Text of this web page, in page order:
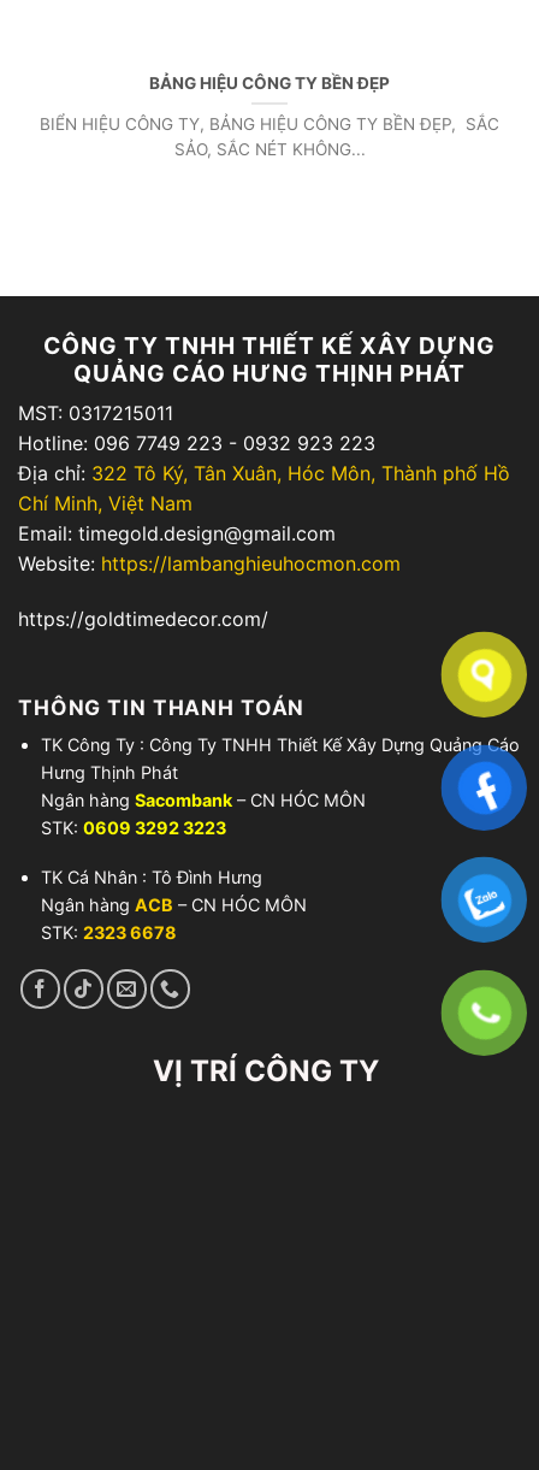
BẢNG HIỆU CÔNG TY BỀN ĐẸP
BIỂN HIỆU CÔNG TY, BẢNG HIỆU CÔNG TY BỀN ĐẸP, SẮC
SẢO, SẮC NÉT KHÔNG...
CÔNG TY TNHH THIẾT KẾ XÂY DỰNG
QUẢNG CÁO HƯNG THỊNH PHÁT
MST: 0317215011
Hotline: 096 7749 223 - 0932 923 223
Địa chỉ: 322 Tô Ký, Tân Xuân, Hóc Môn, Thành phố Hồ
Chí Minh, Việt Nam
Email: timegold.design@gmail.com
Website: https://lambanghieuhocmon.com
https://goldtimedecor.com/
THÔNG TIN THANH TOÁN
TK Công Ty : Công Ty TNHH Thiết Kế Xây Dựng Quảng Cáo
Hưng Thịnh Phát
Ngân hàng Sacombank– CN HÓC MÔN
STK: 0609 3292 3223
TK Cá Nhân : Tô Đình Hưng
Ngân hàng ACB – CN HÓC MÔN
STK: 2323 6678
VỊ TRÍ CÔNG TY